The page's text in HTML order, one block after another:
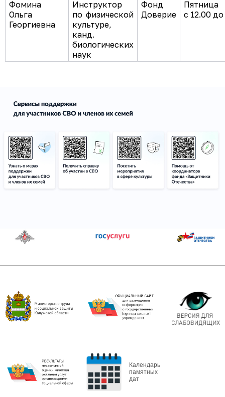
Фомина
Ольга
Георгиевна
Инструктор
по физической
культуре,
канд.
биологических
наук
Фонд
Доверие
Пятница
с 12.00
Календарь
памятных
дат